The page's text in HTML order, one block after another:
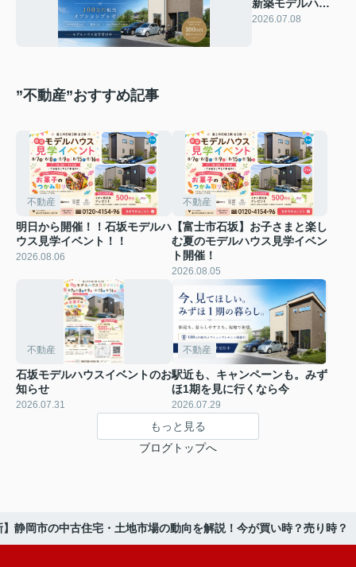
新築モデルハウ
ス限定キャンペ
2026.07.08
”不動産”おすすめ記事
不動産
明日から開催！！石坂モデルハ
ウス見学イベント！！
2026.08.06
不動産
【富士市石坂】お子さまと楽し
む夏のモデルハウス見学イベン
ト開催！
2026.08.05
不動産
石坂モデルハウスイベントのお
知らせ
2026.07.31
不動産
駅近も、キャンペーンも。みず
ほ1期を見に行くなら今
2026.07.29
もっと見る
ブログトップへ
静岡市の中古住宅・土地市場の動向を解説！今が買い時？売り時？